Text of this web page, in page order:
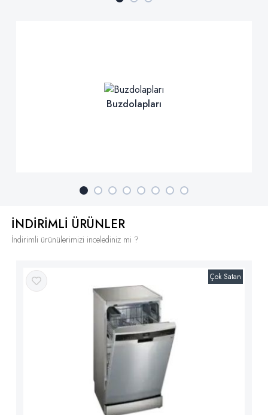
Buzdolapları
İNDİRİMLİ ÜRÜNLER
İndirimli ürünülerimizi incelediniz mi ?
Çok Satan